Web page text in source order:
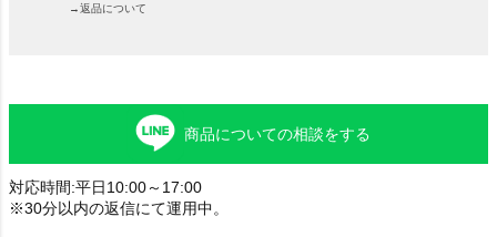
→返品について
商品についての相談をする
対応時間:平日10:00～17:00
※30分以内の返信にて運用中。